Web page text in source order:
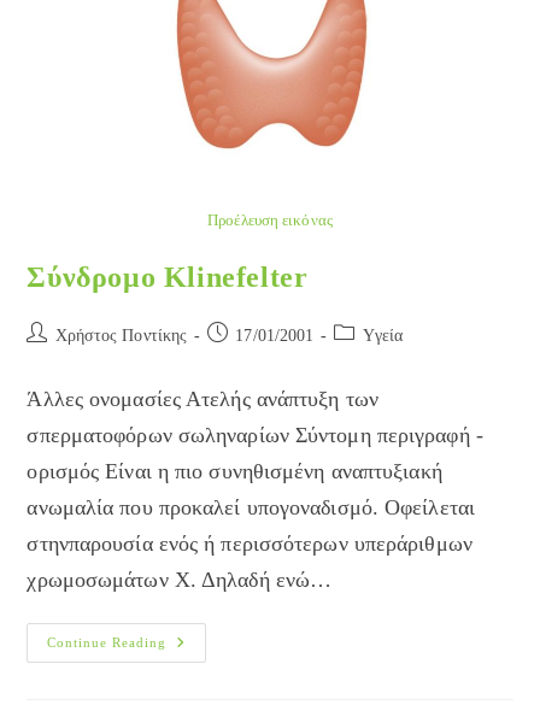
Προέλευση εικόνας
Σύνδρομο Klinefelter
Post Χρήστος Ποντίκης
Post 17/01/2001
Post Yγεία
Άλλες ονομασίες Ατελής ανάπτυξη των
σπερματοφόρων σωληναρίων Σύντομη περιγραφή -
ορισμός Είναι η πιο συνηθισμένη αναπτυξιακή
ανωμαλία που προκαλεί υπογοναδισμό. Οφείλεται
στηνπαρουσία ενός ή περισσότερων υπεράριθμων
χρωμοσωμάτων Χ. Δηλαδή ενώ…
Continue Reading
Σύνδρομο
Klinefelter